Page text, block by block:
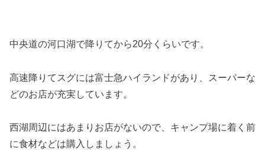
中央道の河口湖で降りてから20分くらいです。
高速降りてスグには富士急ハイランドがあり、スーパーな
どのお店が充実しています。
西湖周辺にはあまりお店がないので、キャンプ場に着く前
に食材などは購入しましょう。